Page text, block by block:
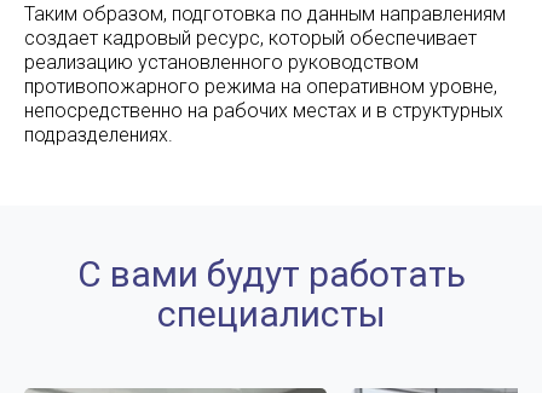
Таким образом, подготовка по данным направлениям
создает кадровый ресурс, который обеспечивает
реализацию установленного руководством
противопожарного режима на оперативном уровне,
непосредственно на рабочих местах и в структурных
подразделениях.
С вами будут работать
специалисты